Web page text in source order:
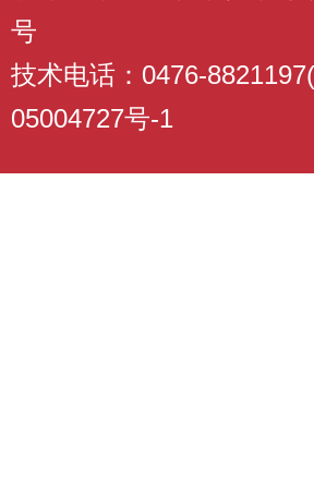
号
技术电话：0476-
05004727号-1